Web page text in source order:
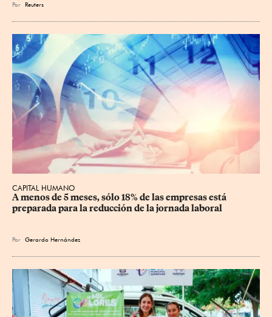
Por Reuters
CAPITAL HUMANO
A menos de 5 meses, sólo 18% de las empresas está
preparada para la reducción de la jornada laboral
Por Gerardo Hernández